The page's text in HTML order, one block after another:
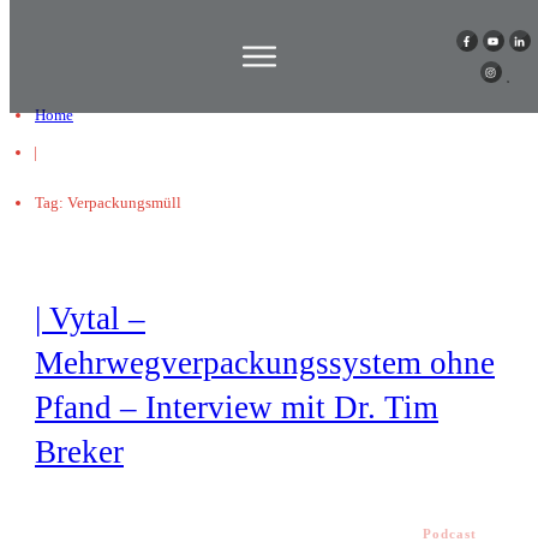
Home
|
Tag: Verpackungsmüll
| Vytal –
Mehrwegverpackungssystem ohne
Pfand – Interview mit Dr. Tim
Breker
Podcast